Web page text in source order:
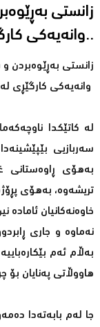
زانستی
وانەیەکی کارگێڕی لە قەیرانی کارەبادا..
زانستی بەڕێوەبردن
وانەیەکی کارگێڕی لە
لە کاتێکدا
سەربازیی
بەهۆی ڕاوەستانی
تریشەوە، بەهۆی
خاوەنەکانیان
نەماوە و جاری
بەڵام ئەم
هاووڵاتی پەنایان
جا لەم بابەتەدا